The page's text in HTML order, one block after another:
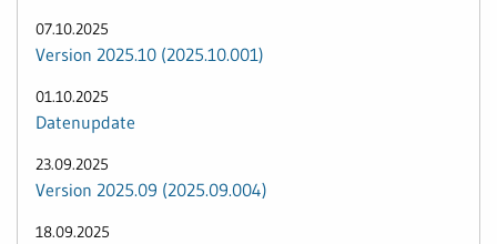
07.10.2025
Version 2025.10 (2025.10.001)
01.10.2025
Datenupdate
23.09.2025
Version 2025.09 (2025.09.004)
18.09.2025